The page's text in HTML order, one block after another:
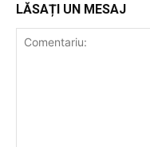
LĂSAȚI UN MESAJ